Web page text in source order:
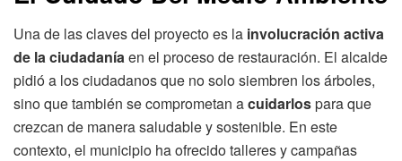
Una de las claves del proyecto es la involucración activa
de la ciudadaníaen el proceso de restauración. El alcalde
pidió a los ciudadanos que no solo siembren los árboles,
sino que también se comprometan acuidarlospara que
crezcan de manera saludable y sostenible. En este
contexto, el municipio ha ofrecido talleres y campañas